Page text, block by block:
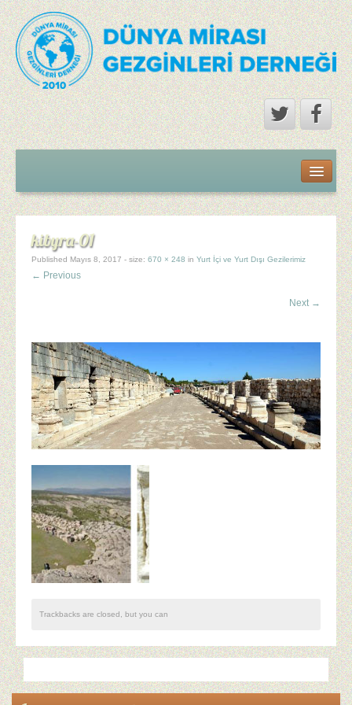
Hakkımızda
2024 Yılında NELER YAPTIK
2023 Yılında NELER YAPTIK
Basın ve Yayında Derneğimiz
Desteklenen Projeler
Uluslararası Kaleiçi Old Town Festivali‘ne Destek Projesi
Harran Kaymakamlığı ve Belediyesi’ne Destek Projesi
Eğiticinin Eğitimi-Gordion-Polatlı
Kadir Has Üniversitesi Unesco Kürsüsü Paydaşı
Bursa Alan Başkanlığına Eğitim Desteği
Eğitim Faaliyetlerimiz
Neler Yaptık ?
kibyra-01
Published Mayıs 8, 2017 - size: 670 × 248 in Yurt İçi ve Yurt Dışı Gezilerimiz
← Previous
Next →
Trackbacks are closed, but you can